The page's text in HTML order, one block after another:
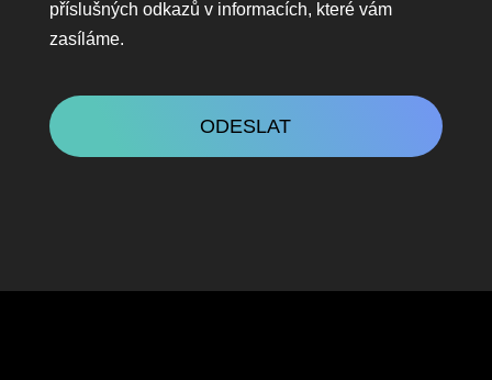
příslušných odkazů v informacích, které vám
zasíláme.